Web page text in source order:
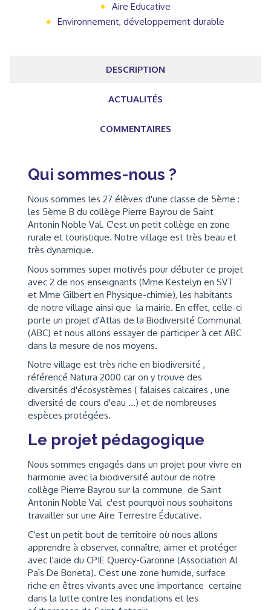
Aire Educative
Environnement, développement durable
DESCRIPTION
ACTUALITÉS
COMMENTAIRES
Qui sommes-nous ?
Nous sommes les 27 élèves d'une classe de 5ème :
les 5ème B du collège Pierre Bayrou de Saint
Antonin Noble Val. C'est un petit collège en zone
rurale et touristique. Notre village est très beau et
très dynamique.
Nous sommes super motivés pour débuter ce projet
avec 2 de nos enseignants (Mme Kestelyn en SVT
et Mme Gilbert en Physique-chimie), les habitants
de notre village ainsi que la mairie. En effet, celle-ci
porte un projet d'Atlas de la Biodiversité Communal
(ABC) et nous allons essayer de participer à cet ABC
dans la mesure de nos moyens.
Notre village est très riche en biodiversité ,
référencé Natura 2000 car on y trouve des
diversités d'écosystèmes ( falaises calcaires , une
diversité de cours d'eau ...) et de nombreuses
espèces protégées.
Le projet pédagogique
Nous sommes engagés dans un projet pour vivre en
harmonie avec la biodiversité autour de notre
collège Pierre Bayrou sur la commune de Saint
Antonin Noble Val c'est pourquoi nous souhaitons
travailler sur une Aire Terrestre Éducative.
C'est un petit bout de territoire où nous allons
apprendre à observer, connaître, aimer et protéger
avec l'aide du CPIE Quercy-Garonne (Association Al
Païs De Boneta). C'est une zone humide, surface
riche en êtres vivants avec une importance certaine
dans la lutte contre les inondations et les